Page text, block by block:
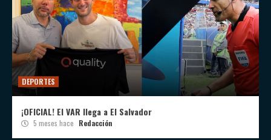
DEPORTES
¡OFICIAL! El VAR llega a El Salvador
5 meses hace Redacción